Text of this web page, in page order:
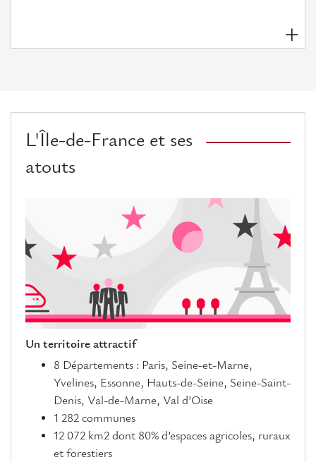
L'Île-de-France et ses
atouts
Un territoire attractif
8 Départements : Paris, Seine-et-Marne,
Yvelines, Essonne, Hauts-de-Seine, Seine-Saint-
Denis, Val-de-Marne, Val d’Oise
1 282 communes
12 072 km2 dont 80% d’espaces agricoles, ruraux
et forestiers